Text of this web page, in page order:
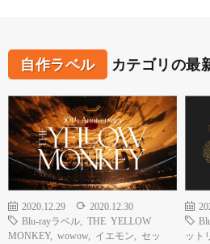
自作ラベル カテゴリの最
2020.12.29
2020.12.30
Blu-rayラベル
THE YELLOW
MONKEY, wowow, イエモン
セッ
ット